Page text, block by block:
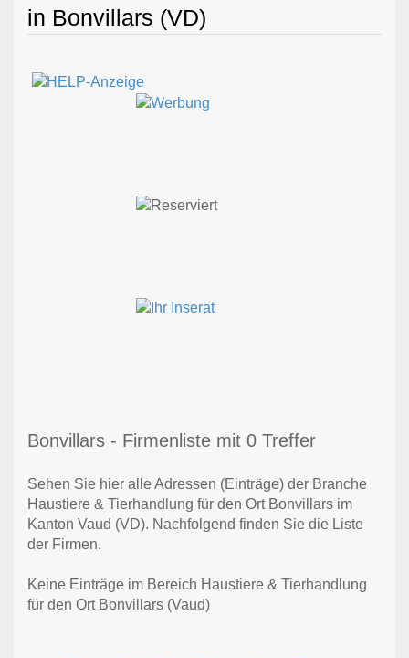
in Bonvillars (VD)
Bonvillars - Firmenliste mit 0 Treffer
Sehen Sie hier alle Adressen (Einträge) der Branche
Haustiere & Tierhandlung für den Ort Bonvillars im
Kanton Vaud (VD). Nachfolgend finden Sie die Liste
der Firmen.
Keine Einträge im Bereich Haustiere & Tierhandlung
für den Ort Bonvillars (Vaud)